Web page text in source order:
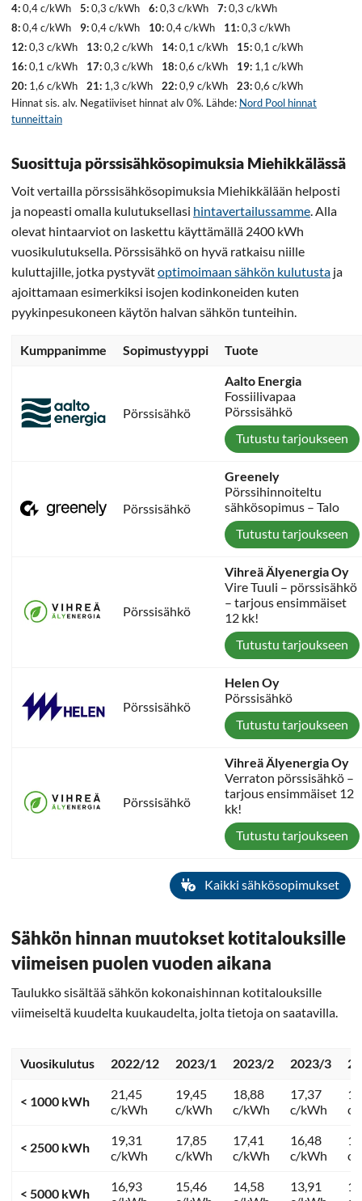
4:0,4 c/kWh 5:0,3 c/kWh 6:0,3 c/kWh 7:0,3 c/kWh
8:0,4 c/kWh 9:0,4 c/kWh 10:0,4 c/kWh 11:0,3 c/kWh
12:0,3 c/kWh 13:0,2 c/kWh 14:0,1 c/kWh 15:0,1 c/kWh
16:0,1 c/kWh 17:0,3 c/kWh 18:0,6 c/kWh 19: 1,1 c/kWh
20: 1,6 c/kWh 21: 1,3 c/kWh 22:0,9 c/kWh 23:0,6 c/kWh
Hinnat sis. alv. Negatiiviset hinnat alv 0%. Lähde: Nord Pool hinnat
tunneittain
Suosittuja pörssisähkösopimuksia Miehikkälässä
Voit vertailla pörssisähkösopimuksia Miehikkälään helposti
ja nopeasti omalla kulutuksellasi hintavertailussamme . Alla
olevat hintaarviot on laskettu käyttämällä 2400 kWh
vuosikulutuksella. Pörssisähkö on hyvä ratkaisu niille
kuluttajille, jotka pystyvätoptimoimaan sähkön kulutusta ja
ajoittamaan esimerkiksi isojen kodinkoneiden kuten
pyykinpesukoneen käytön halvan sähkön tunteihin.
Kumppanimme Sopimustyyppi Tuote
Pörssisähkö
Aalto Energia
Fossiilivapaa
Pörssisähkö
Tutustu tarjoukseen
Pörssisähkö
Greenely
Pörssihinnoiteltu
sähkösopimus – Talo
Tutustu tarjoukseen
Pörssisähkö
Vihreä Älyenergia Oy
Vire Tuuli – pörssisähkö
– tarjous ensimmäiset
12 kk!
Tutustu tarjoukseen
Pörssisähkö
Helen Oy
Pörssisähkö
Tutustu tarjoukseen
Pörssisähkö
Vihreä Älyenergia Oy
Verraton pörssisähkö –
tarjous ensimmäiset 12
kk!
Tutustu tarjoukseen
Kaikki sähkösopimukset
Sähkön hinnan muutokset kotitalouksille
viimeisen puolen vuoden aikana
Taulukko sisältää sähkön kokonaishinnan kotitalouksille
viimeiseltä kuudelta kuukaudelta, jolta tietoja on saatavilla.
Vuosikulutus 2022/12 2023/1 2023/2 2023/3
< 1000 kWh
21,45
c/kWh
19,45
c/kWh
18,88
c/kWh
17,37
c/kWh
c/
< 2500 kWh
19,31
c/kWh
17,85
c/kWh
17,41
c/kWh
16,48
c/kWh
c/
< 5000 kWh
16,93
15,46
14,58
13,91